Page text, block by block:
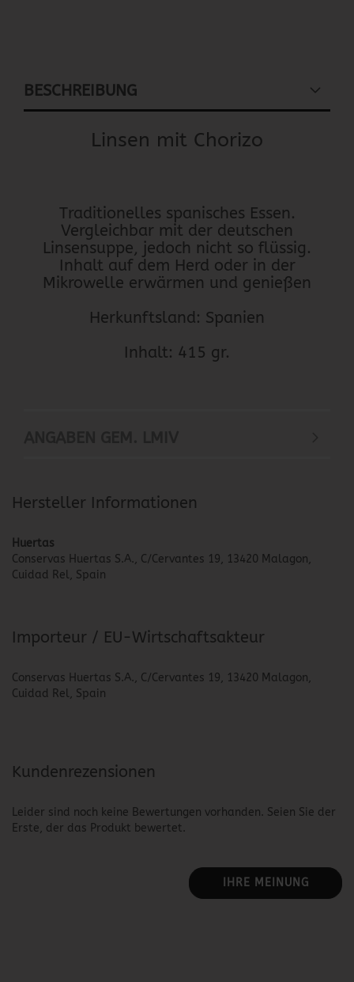
BESCHREIBUNG
Linsen mit Chorizo
Traditionelles spanisches Essen.
Vergleichbar mit der deutschen
Linsensuppe, jedoch nicht so flüssig.
Inhalt auf dem Herd oder in der
Mikrowelle erwärmen und genießen
Herkunftsland: Spanien
Inhalt: 415 gr.
Hersteller Informationen
Huertas
Conservas Huertas S.A., C/Cervantes 19, 13420 Malagon,
Cuidad Rel, Spain
Importeur / EU-Wirtschaftsakteur
Conservas Huertas S.A., C/Cervantes 19, 13420 Malagon,
Cuidad Rel, Spain
Kundenrezensionen
Leider sind noch keine Bewertungen vorhanden. Seien Sie der
Erste, der das Produkt bewertet.
IHRE MEINUNG